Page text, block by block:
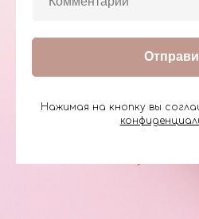
Нажимая на кнопку вы